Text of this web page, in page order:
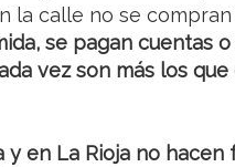
la calle no se
se pagan cuentas
vez son más los
y en La Rioja no hacen